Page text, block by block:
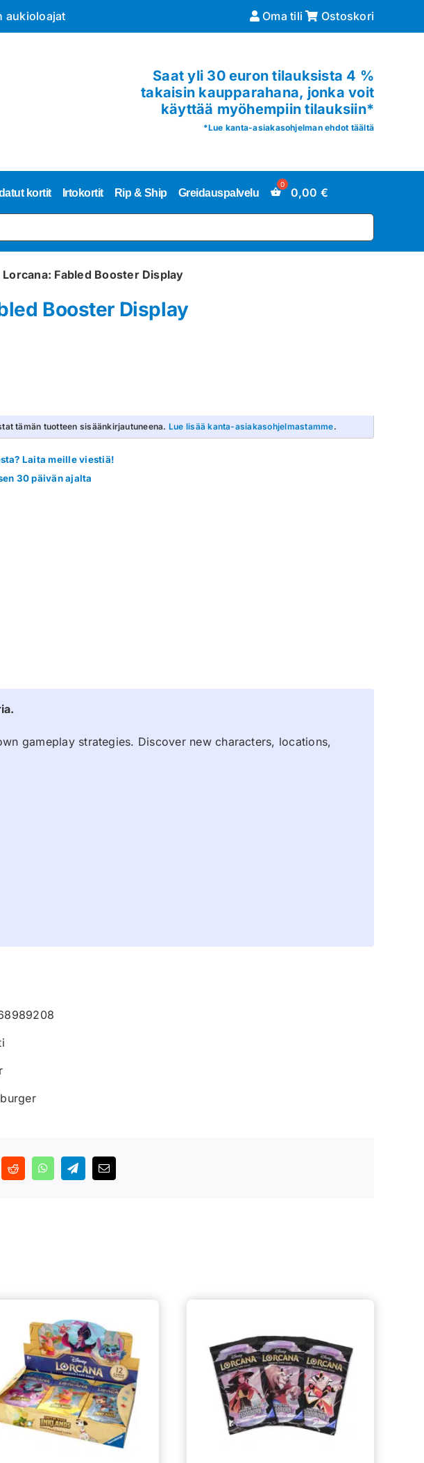
aukioloajat Oma tili Ostoskori
Saat yli 30 euron tilauksista 4 %
takaisin kaupparahana, jonka voit
käyttää myöhempiin tilauksiin*
*Lue kanta-asiakasohjelman ehdot täältä
kortit Irtokortit Rip & Ship Greidauspalvelu 0,00 €
Lorcana: Fabled Booster Display
Booster Display
tämän tuotteen sisäänkirjautuneena. Lue lisää kanta-asiakasohjelmastamme.
Laita meille viestiä!
30 päivän ajalta
gameplay strategies. Discover new characters, locations,